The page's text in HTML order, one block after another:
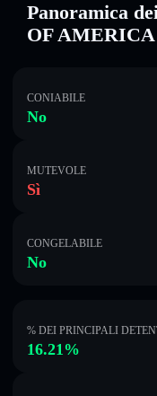
Panoramica
OF AMERICA
CONIABILE
No
MUTEVOLE
Sì
CONGELABILE
No
% DEI PRINCIPALI
16.21%